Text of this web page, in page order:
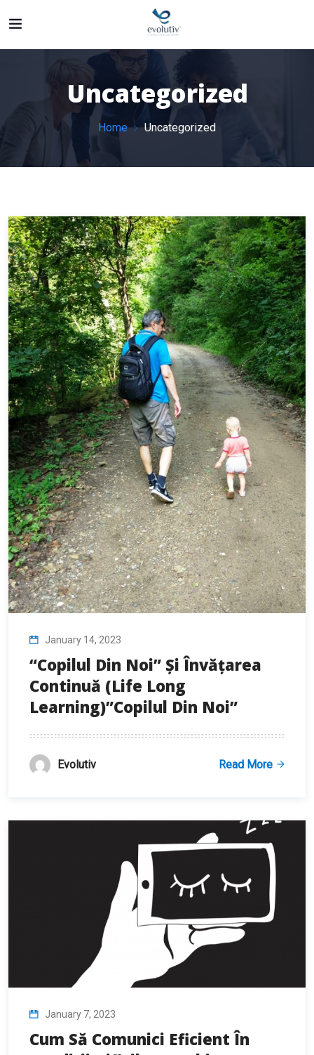
Uncategorized
Home Uncategorized
January 14, 2023
“Copilul Din Noi” Și Învățarea
Continuă (life Long
Learning)”Copilul Din Noi”
Evolutiv Read More
January 7, 2023
Cum Să Comunici Eficient În